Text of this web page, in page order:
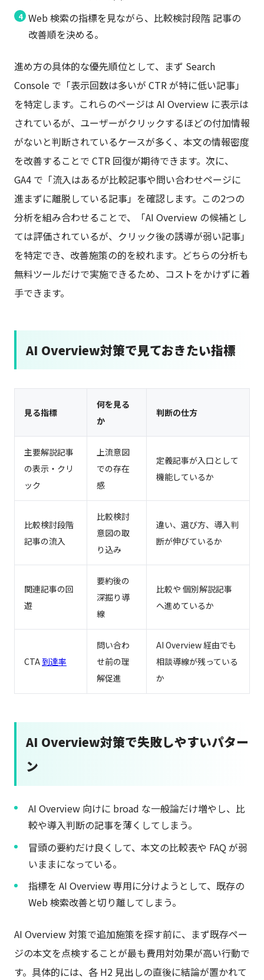
Web 検索の指標を見ながら、比較検討段階 記事の
改善順を決める。
進め方の具体的な優先順位として、まず Search
Console で「表示回数は多いが CTR が特に低い記事」
を特定します。これらのページは AI Overview に表示は
されているが、ユーザーがクリックするほどの付加情報
がないと判断されているケースが多く、本文の情報密度
を改善することで CTR 回復が期待できます。次に、
GA4 で「流入はあるが比較記事や問い合わせページに
進まずに離脱している記事」を確認します。この2つの
分析を組み合わせることで、「AI Overview の候補とし
ては評価されているが、クリック後の誘導が弱い記事」
を特定でき、改善施策の的を絞れます。どちらの分析も
無料ツールだけで実施できるため、コストをかけずに着
手できます。
AI Overview対策で見ておきたい指標
見る指標
何を見る
か
判断の仕方
主要解説記事
の表示・クリ
ック
上流意図
での存在
感
定義記事が入口として
機能しているか
比較検討段階
記事の流入
比較検討
意図の取
り込み
違い、選び方、導入判
断が伸びているか
関連記事の回
遊
要約後の
深掘り導
線
比較や 個別解説記事
へ進めているか
CTA到達率
問い合わ
せ前の理
解促進
AI Overview 経由でも
相談導線が残っている
か
AI Overview対策で失敗しやすいパター
ン
AI Overview 向けに broad な一般論だけ増やし、比
較や導入判断の記事を薄くしてしまう。
冒頭の要約だけ良くして、本文の比較表や FAQ が弱
いままになっている。
指標を AI Overview 専用に分けようとして、既存の
Web 検索改善と切り離してしまう。
AI Overview 対策で追加施策を探す前に、まず既存ペー
ジの本文を点検することが最も費用対効果が高い行動で
す。具体的には、各 H2 見出しの直後に結論が置かれて